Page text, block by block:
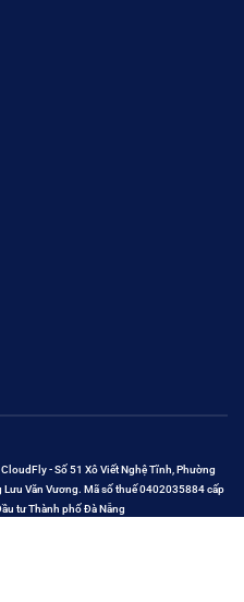
- Số 51 Xô Viết Nghệ Tĩnh, Phường
Văn Vương. Mã số thuế 0402035884 cấp
tư Thành phố Đà Nẵng